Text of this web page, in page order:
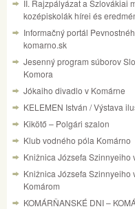
II. Rajzpályázat a Szlovákiai
kozépiskolák hírei és
Informačný portál
komarno.sk
Jesenný program súborov
Komora
Jókaiho divadlo v Komárne
KELEMEN István / Výstava
Kikötő – Polgári szalon
Klub vodného póla Komárno
Knižnica Józsefa Szinnyeiho
Knižnica Józsefa Szinnyeiho
Komárom
KOMÁRŇANSKÉ DNI –